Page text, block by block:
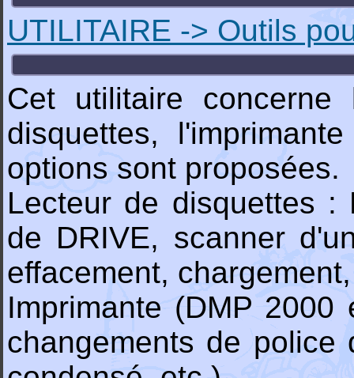
UTILITAIRE -> Outils
Cet utilitaire
disquettes,
options sont proposées.
Lecteur de disquettes :
de DRIVE, scanner
effacement,
Imprimante (DMP
changements de police